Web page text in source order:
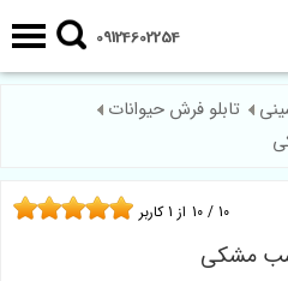
09124602254
تابلو فرش حیوانات
مشکی
10 / 10 از 1کاربر